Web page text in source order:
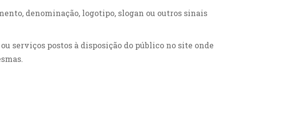
denominação, logotipo, slogan ou outros sinais
serviços postos à disposição do público no site onde